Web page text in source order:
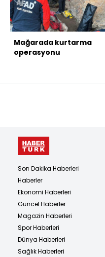
Mağarada kurtarma
operasyonu
Son Dakika Haberleri
Haberler
Ekonomi Haberleri
Güncel Haberler
Magazin Haberleri
Spor Haberleri
Dünya Haberleri
Sağlık Haberleri